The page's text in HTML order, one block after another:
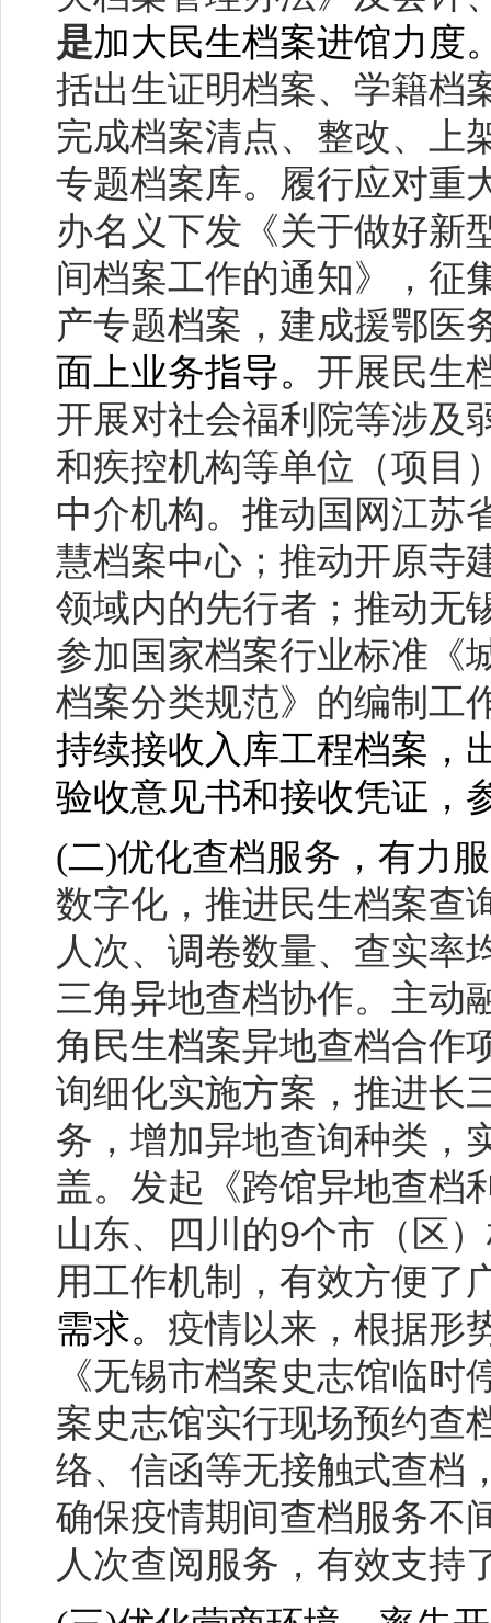
是加大民生档案进馆力度
括出生证明档案、学籍档
完成档案清点、整改、上
专题档案库。履行应对重
办名义下发《关于做好新
间档案工作的通知》，征
产专题档案，建成援鄂医
面上业务指导。 开展民生
开展对社会福利院等涉及
和疾控机构等单位（项目
中介机构。推动国网江苏
慧档案中心；推动开原寺
领域内的先行者；推动无
参加国家档案行业标准《
档案分类规范》的编制工
持续接收入库工程档案，
验收意见书和接收凭证，
(二)优化查档服务，有力
数字化，推进民生档案查
人次、调卷数量、查实率
三角异地查档协作。主动
角民生档案异地查档合作
询细化实施方案，推进长
务，增加异地查询种类，
盖。发起《跨馆异地查档
山东、四川的9个市（区
用工作机制，有效方便了
需求。 疫情以来，根据形
《无锡市档案史志馆临
案史志馆实行现场预约查
络、信函等无接触式查档
确保疫情期间查档服务不
人次查阅服务，有效支持